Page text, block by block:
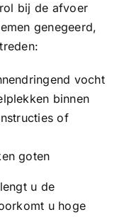
bij de afvoer
genegeerd,
vocht
binnen
of
goten
u de
u hoge